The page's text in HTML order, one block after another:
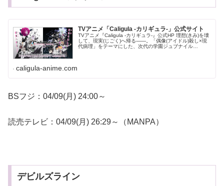
TVアニメ「Caligula -カリギュラ-」公式サイト
TVアニメ『Caligula -カリギュラ-』公式HP 理想(きみ)を壊
して、現実(じごく)へ帰る――。「偶像(アイドル)殺し×現
代病理」をテーマにした、次代の学園ジュブナイル
caligula-anime.com
BSフジ：04/09(月) 24:00～
読売テレビ：04/09(月) 26:29～（MANPA）
デビルズライン